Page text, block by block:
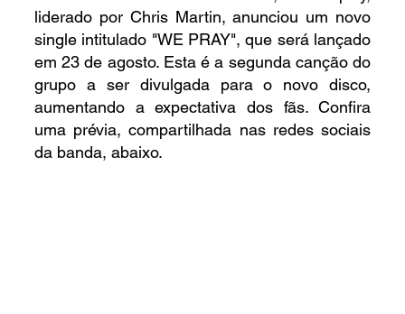
liderado por Chris Martin, anunciou um novo
single intitulado "WE PRAY", que será lançado
em 23 de agosto. Esta é a segunda canção do
grupo a ser divulgada para o novo disco,
aumentando a expectativa dos fãs. Confira
uma prévia, compartilhada nas redes sociais
da banda, abaixo.